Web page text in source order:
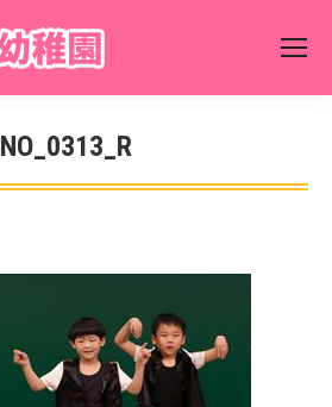
NO_0313_R
You are here: